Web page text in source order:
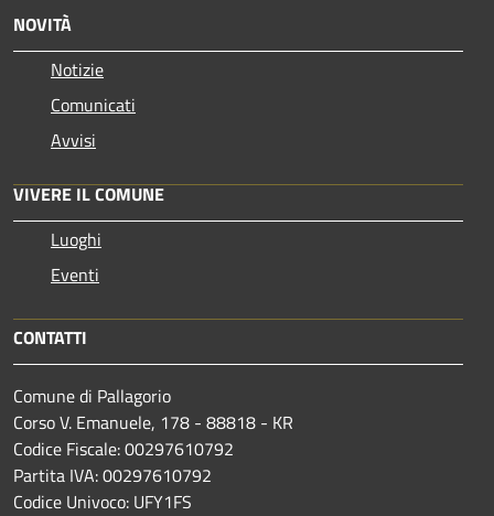
NOVITÀ
Notizie
Comunicati
Avvisi
VIVERE IL COMUNE
Luoghi
Eventi
CONTATTI
Comune di Pallagorio
Corso V. Emanuele, 178 - 88818 - KR
Codice Fiscale: 00297610792
Partita IVA: 00297610792
Codice Univoco: UFY1FS